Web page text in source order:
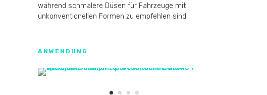
während schmalere Düsen für Fahrzeuge mit
unkonventionellen Formen zu empfehlen sind.
ANWENDUNG